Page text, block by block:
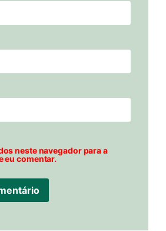
neste navegador para a
eu comentar.